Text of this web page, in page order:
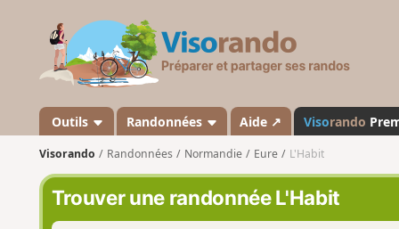
s
a
n
o
Outils Randonnées Aide ↗ Visorando
Visorando Randonnées Normandie Eure L'Habit
Trouver une randonnée L'Habit